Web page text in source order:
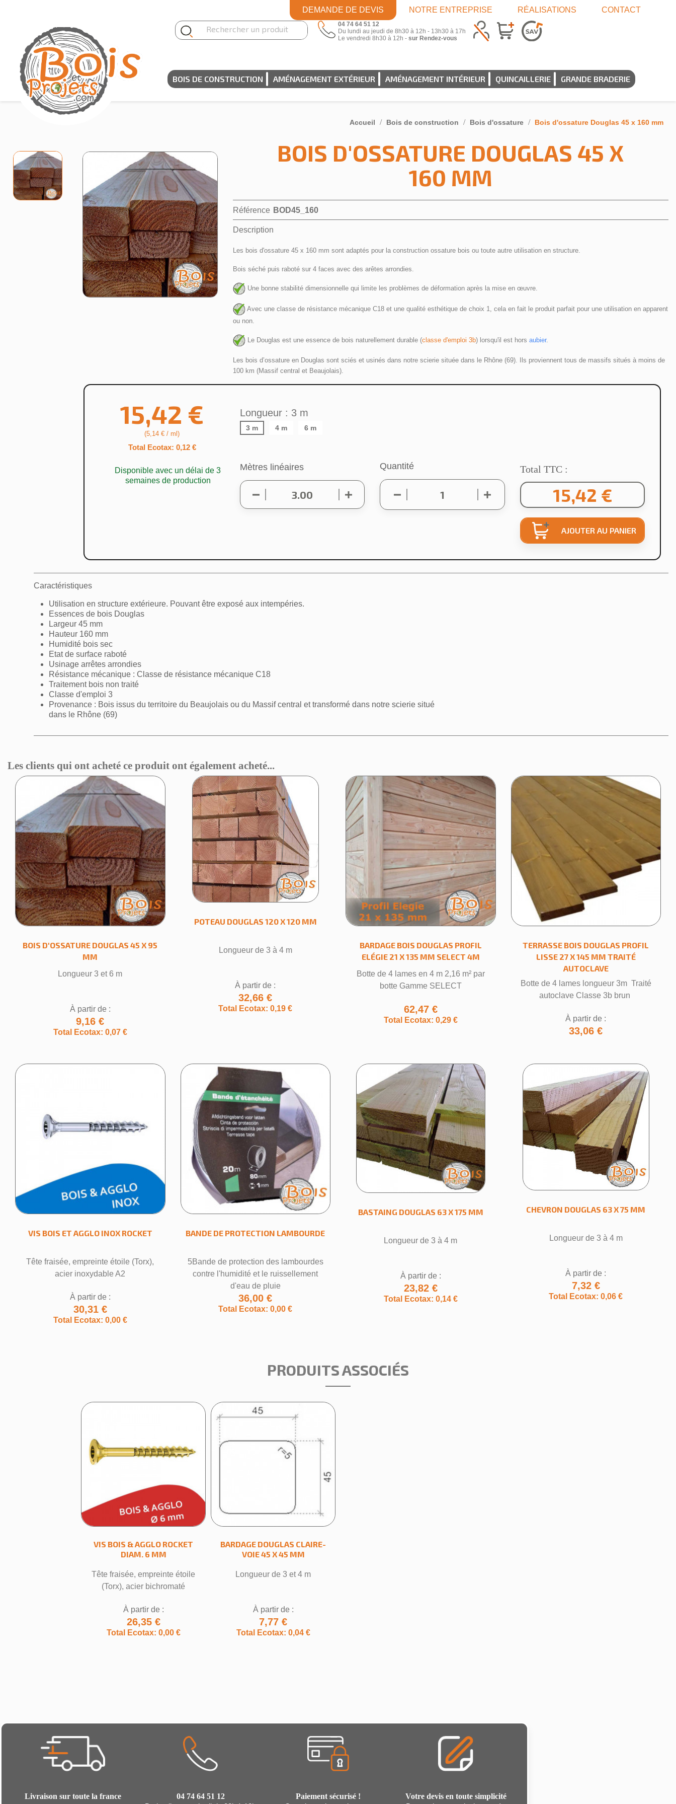
DEMANDE DE DEVIS NOTRE ENTREPRISE RÉALISATIONS CONTACT
04 74 64 51 12
Du lundi au jeudi de 8h30 à 12h - 13h30 à 17h
Le vendredi 8h30 à 12h - sur Rendez-vous
BOIS DE CONSTRUCTION AMÉNAGEMENT EXTÉRIEUR AMÉNAGEMENT INTÉRIEUR QUINCAILLERIE GRANDE BRADERIE
Accueil Bois de construction Bois d'ossature Bois d'ossature Douglas 45 x 160 mm
BOIS D'OSSATURE DOUGLAS 45 X
160 MM
Référence BOD45_160
Description
Les bois d'ossature 45 x 160 mm sont adaptés pour la construction ossature bois ou toute autre utilisation en structure.
Bois séché puis raboté sur 4 faces avec des arêtes arrondies.
Une bonne stabilité dimensionnelle qui limite les problèmes de déformation après la mise en œuvre.
Avec une classe de résistance mécanique C18 et une qualité esthétique de choix 1, cela en fait le produit parfait pour une utilisation en apparent
ou non.
Le Douglas est une essence de bois naturellement durable (classe d'emploi 3b) lorsqu'il est hors aubier.
Les bois d’ossature en Douglas sont sciés et usinés dans notre scierie située dans le Rhône (69). Ils proviennent tous de massifs situés à moins de
100 km (Massif central et Beaujolais).
15,42 €
(5,14 € / ml)
Total Ecotax: 0,12 €
Disponible avec un délai de 3
semaines de production
Longueur : 3 m
3 m 4 m 6 m
Mètres linéaires Quantité Total TTC :
15,42 €
AJOUTER AU PANIER
Caractéristiques
Utilisation en structure extérieure. Pouvant être exposé aux intempéries.
Essences de bois Douglas
Largeur 45 mm
Hauteur 160 mm
Humidité bois sec
Etat de surface raboté
Usinage arrêtes arrondies
Résistance mécanique : Classe de résistance mécanique C18
Traitement bois non traité
Classe d'emploi 3
Provenance : Bois issus du territoire du Beaujolais ou du Massif central et transformé dans notre scierie situé
dans le Rhône (69)
Les clients qui ont acheté ce produit ont également acheté...
BOIS D'OSSATURE DOUGLAS 45 X 95
MM
Longueur 3 et 6 m
À partir de :
9,16 €
Total Ecotax: 0,07 €
POTEAU DOUGLAS 120 X 120 MM
Longueur de 3 à 4 m
À partir de :
32,66 €
Total Ecotax: 0,19 €
BARDAGE BOIS DOUGLAS PROFIL
ELÉGIE 21 X 135 MM SELECT 4M
Botte de 4 lames en 4 m 2,16 m² par
botte Gamme SELECT
62,47 €
Total Ecotax: 0,29 €
TERRASSE BOIS DOUGLAS PROFIL
LISSE 27 X 145 MM TRAITÉ
AUTOCLAVE
Botte de 4 lames longueur 3m Traité
autoclave Classe 3b brun
À partir de :
33,06 €
VIS BOIS ET AGGLO INOX ROCKET
Tête fraisée, empreinte étoile (Torx),
acier inoxydable A2
À partir de :
30,31 €
Total Ecotax: 0,00 €
BANDE DE PROTECTION LAMBOURDE
5Bande de protection des lambourdes
contre l'humidité et le ruissellement
d'eau de pluie
36,00 €
Total Ecotax: 0,00 €
BASTAING DOUGLAS 63 X 175 MM
Longueur de 3 à 4 m
À partir de :
23,82 €
Total Ecotax: 0,14 €
CHEVRON DOUGLAS 63 X 75 MM
Longueur de 3 à 4 m
À partir de :
7,32 €
Total Ecotax: 0,06 €
PRODUITS ASSOCIÉS
VIS BOIS & AGGLO ROCKET
DIAM. 6 MM
Tête fraisée, empreinte étoile
(Torx), acier bichromaté
À partir de :
26,35 €
Total Ecotax: 0,00 €
BARDAGE DOUGLAS CLAIRE-
VOIE 45 X 45 MM
Longueur de 3 et 4 m
À partir de :
7,77 €
Total Ecotax: 0,04 €
Livraison sur toute la france
04 74 64 51 12
Paiement sécurisé !
Votre devis en toute simplicité
×
Créer une liste d'envies